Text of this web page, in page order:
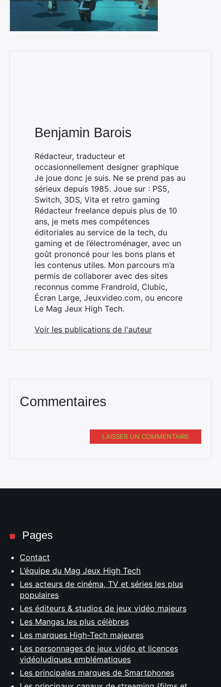
Benjamin Barois
Rédacteur, traducteur et
occasionnellement designer graphique
Je joue donc je suis. Ne se prend pas au
sérieux depuis 1985. Joue sur : PS5,
Switch, 3DS, Vita et retro gaming
Rédacteur freelance depuis plus de 10
ans, je mets mes compétences
éditoriales au service de la tech, du
gaming et de l’électroménager, avec un
goût prononcé pour les bons plans et
les contenus utiles. Mon parcours m’a
permis de collaborer avec des sites
reconnus comme Frandroid, Clubic,
Écran Large, Jeuxvideo.com, ou encore
Le Mag Jeux High Tech.
Voir les publications de l'auteur
Commentaires
LAISSER UN COMMENTAIRE
Pages
Contact
L’équipe du Mag Jeux High Tech
Les acteurs de cinéma, TV et séries les plus
populaires
Les éditeurs & studios de jeux vidéo majeurs
Les Mangas les plus célèbres
Les marques High-Tech majeures
Les personnages de jeux vidéo et licences
vidéoludiques emblématiques
Les principales marques de Smartphones